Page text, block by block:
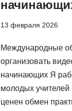
13 февраля 2026
Международные
организовать
начинающих Я
молодых учителей
ценен обмен